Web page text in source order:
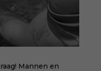
Mannen en